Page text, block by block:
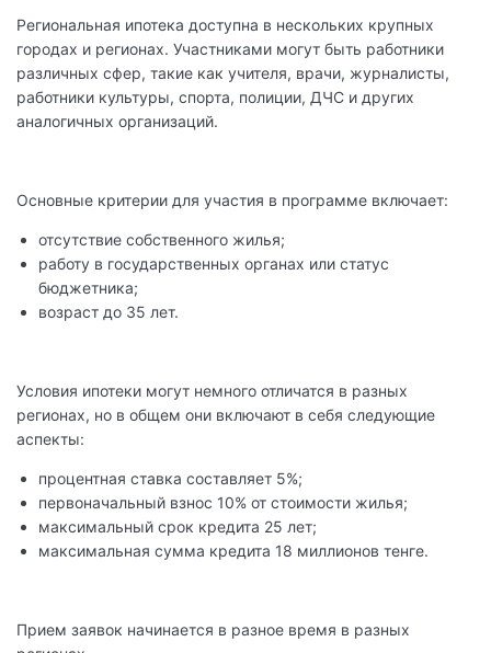
Региональная ипотека доступна в нескольких крупных
городах и регионах. Участниками могут быть работники
различных сфер, такие как учителя, врачи, журналисты,
работники культуры, спорта, полиции, ДЧС и других
аналогичных организаций.
Основные критерии для участия в программе включает:
отсутствие собственного жилья;
работу в государственных органах или статус
бюджетника;
возраст до 35 лет.
Условия ипотеки могут немного отличатся в разных
регионах, но в общем они включают в себя следующие
аспекты:
процентная ставка составляет 5%;
первоначальный взнос 10% от стоимости жилья;
максимальный срок кредита 25 лет;
максимальная сумма кредита 18 миллионов тенге.
Прием заявок начинается в разное время в разных